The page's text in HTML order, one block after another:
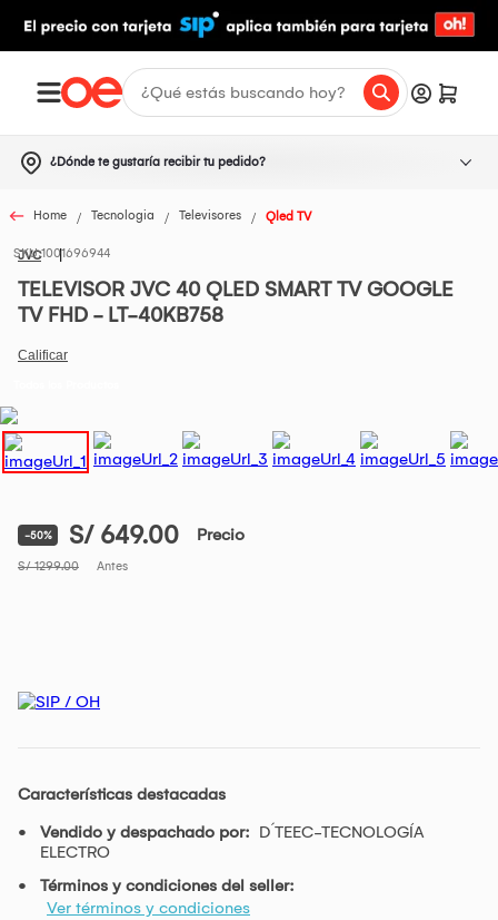
¿Dónde te gustaría recibir tu pedido?
Home Tecnologia Televisores Qled TV
JVC1001696944
TELEVISOR JVC 40 QLED SMART TV GOOGLE
TV FHD - LT-40KB758
-50% S/ 649.00 Precio
S/ 1299.00 Antes
Características destacadas
Vendido y despachado por: D´TEEC-TECNOLOGÍA
ELECTRO
Términos y condiciones del seller:
Ver términos y condiciones